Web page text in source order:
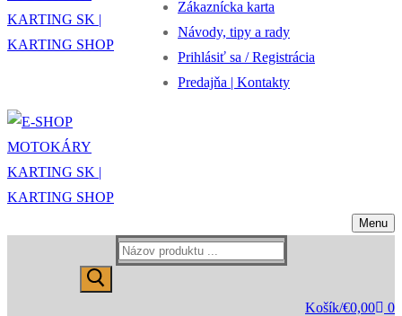
Zákaznícka karta
Návody, tipy a rady
Prihlásiť sa / Registrácia
Predajňa | Kontakty
Menu
Hľadať:
Košík/€0,00 0